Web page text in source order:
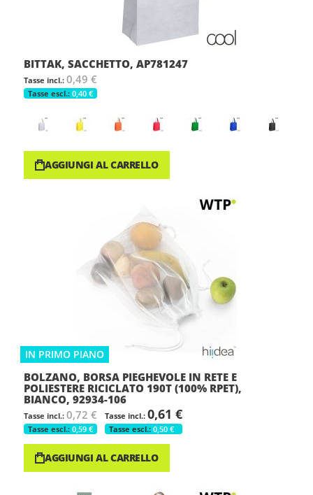
BITTAK, SACCHETTO, AP781247
0,49 €
0,40 €
AGGIUNGI AL CARRELLO
IN PRIMO PIANO
BOLZANO, BORSA PIEGHEVOLE IN RETE E
POLIESTERE RICICLATO 190T (100% RPET),
BIANCO, 92934-106
0,72 €
0,59 €
0,61 €
0,50 €
AGGIUNGI AL CARRELLO